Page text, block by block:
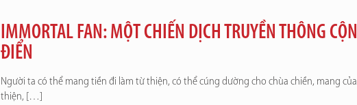
IMMORTAL FAN: MỘT CHIẾN DỊCH TRUYỀN THÔNG
ĐIỂN
Người ta có thể mang tiền đi làm từ thiện, có thể cúng dường cho chùa chiền, mang
thiện, […]